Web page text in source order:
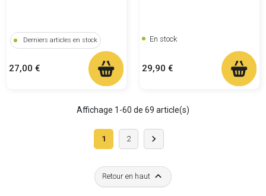
Derniers articles en stock
Prix
27,00 €
En stock
Prix
29,90 €
Affichage 1-60 de 69 article(s)
1 2 Suivant

Retour en haut 